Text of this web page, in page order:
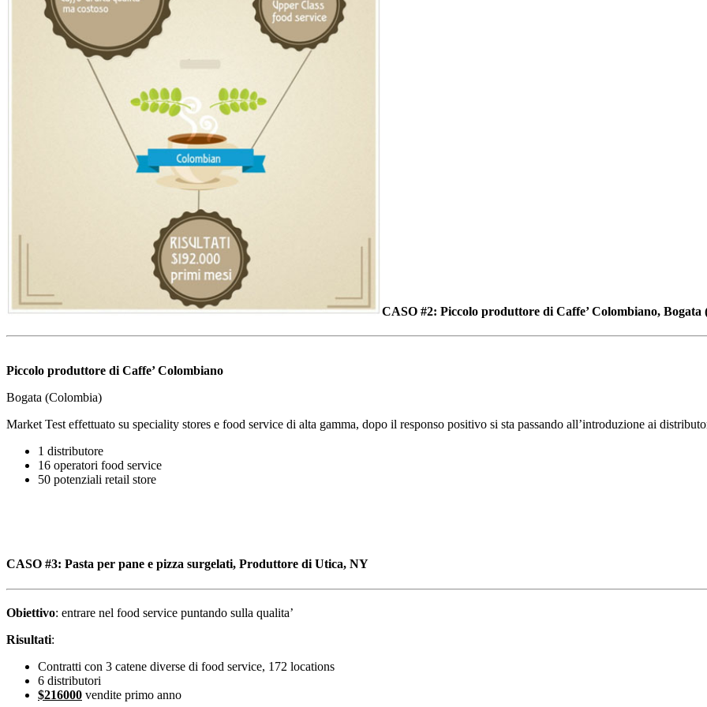
CASO #2: Piccolo produttore di Caffe’ Colombiano, Bogata
Piccolo produttore di Caffe’ Colombiano
Bogata (Colombia)
Market Test effettuato su speciality stores e food service di alta gamma, dopo il responso positivo si sta passando all’introduzione ai
1 distributore
16 operatori food service
50 potenziali retail store
CASO #3: Pasta per pane e pizza surgelati, Produttore di Utica, NY
Obiettivo: entrare nel food service puntando sulla qualita’
Risultati:
Contratti con 3 catene diverse di food service, 172 locations
6 distributori
$216000 vendite primo anno